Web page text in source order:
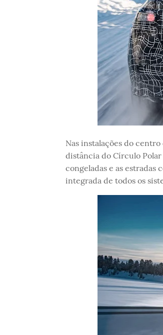
Nas instalações do
distância do Círculo
congeladas e as estradas
integrada de todos os